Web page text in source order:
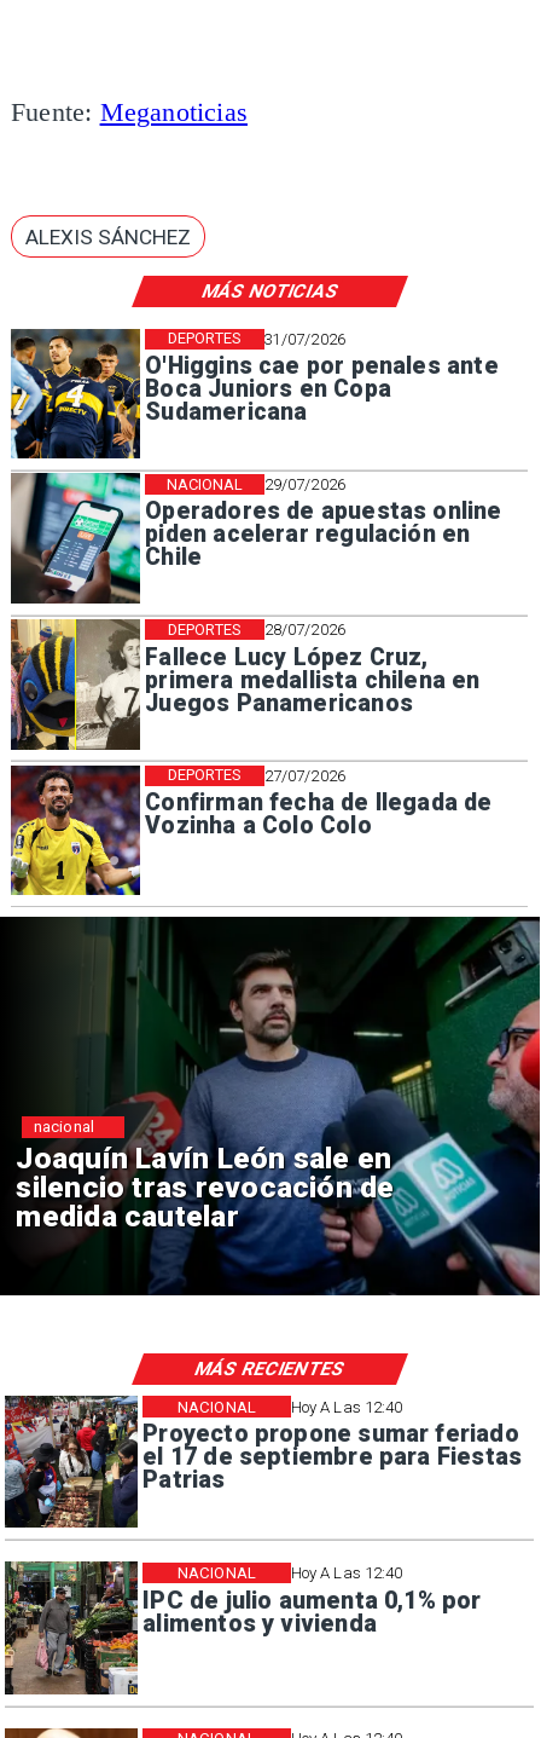
MÁS NOTICIAS
31/07/2026
O'Higgins cae por penales ante
Boca Juniors en Copa
Sudamericana
DEPORTES
29/07/2026
Operadores de apuestas online
piden acelerar regulación en
Chile
NACIONAL
28/07/2026
Fallece Lucy López Cruz,
primera medallista chilena en
Juegos Panamericanos
DEPORTES
27/07/2026
Confirman fecha de llegada de
Vozinha a Colo Colo
DEPORTES
Fuente: Meganoticias
ALEXIS SÁNCHEZ
Chile y Venezuela formalizan
reinicio de relaciones
consulares
nacional
Hoy A Las 12:40
Proyecto propone sumar feriado
el 17 de septiembre para Fiestas
Patrias
NACIONAL
Hoy A Las 12:40
IPC de julio aumenta 0,1% por
alimentos y vivienda
NACIONAL
MÁS RECIENTES